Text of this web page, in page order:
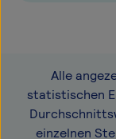
Alle
statistischen
einzelnen